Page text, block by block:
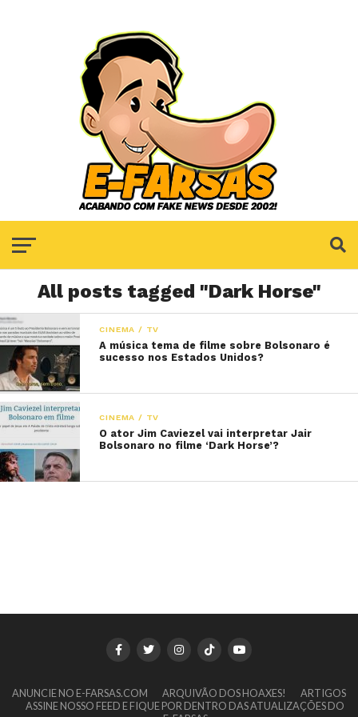
All posts tagged "Dark Horse"
CINEMA / TV
A música tema de filme sobre Bolsonaro é
sucesso nos Estados Unidos?
CINEMA / TV
O ator Jim Caviezel vai interpretar Jair
Bolsonaro no filme ‘Dark Horse’?
ANUNCIE NO E-FARSAS.COM ARQUIVÃO DOS HOAXES!
ARTIGOS
ASSINE NOSSO FEED E FIQUE POR DENTRO DAS ATUALIZAÇÕES DO